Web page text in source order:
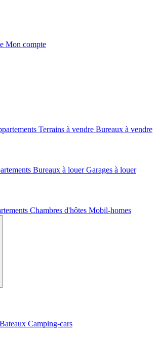
Mon compte
Terrains à vendre Bureaux à vendre
Bureaux à louer Garages à louer
Chambres d'hôtes Mobil-homes
Bateaux Camping-cars